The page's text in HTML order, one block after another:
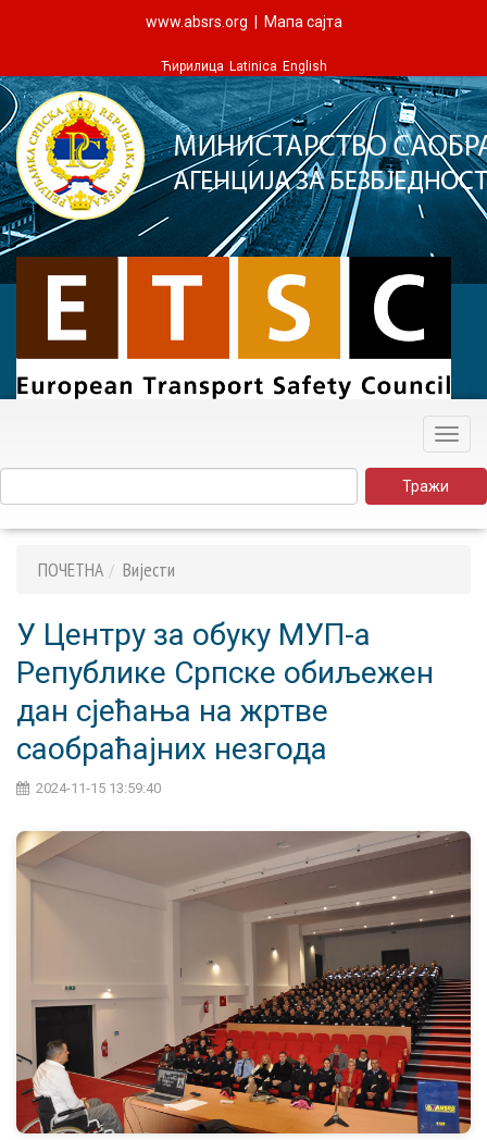
www.absrs.org Мапа сајта
Ћирилица Latinica English
ПОЧЕТНА Вијести
У Центру за обуку МУП-а
Републике Српске обиљежен
дан сјећања на жртве
саобраћајних незгода
2024-11-15 13:59:40